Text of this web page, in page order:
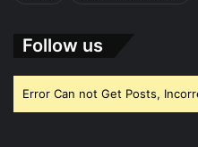
Follow us
Error Can not Get Posts,